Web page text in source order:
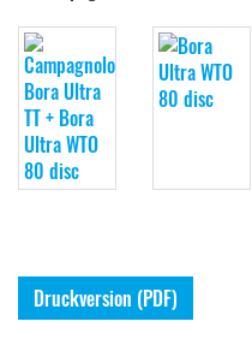
Druckversion (PDF)